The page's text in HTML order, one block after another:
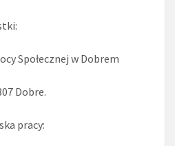
Społecznej w Dobrem
Dobre.
pracy: